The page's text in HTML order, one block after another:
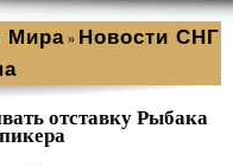
Мира » Новости СНГ
отставку Рыбака